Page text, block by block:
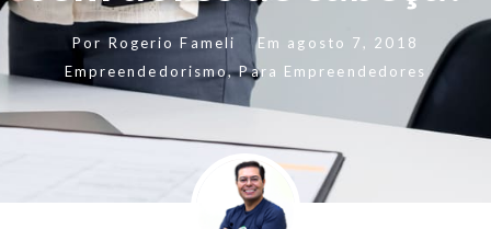
Por Rogerio Fameli Em agosto 7, 2018
Empreendedorismo,Para Empreendedores